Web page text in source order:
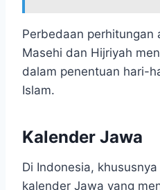
Perbedaan perhitungan
Masehi dan Hijriyah
dalam penentuan hari-
Islam.
Kalender Jawa
Di Indonesia,
kalender Jawa yang